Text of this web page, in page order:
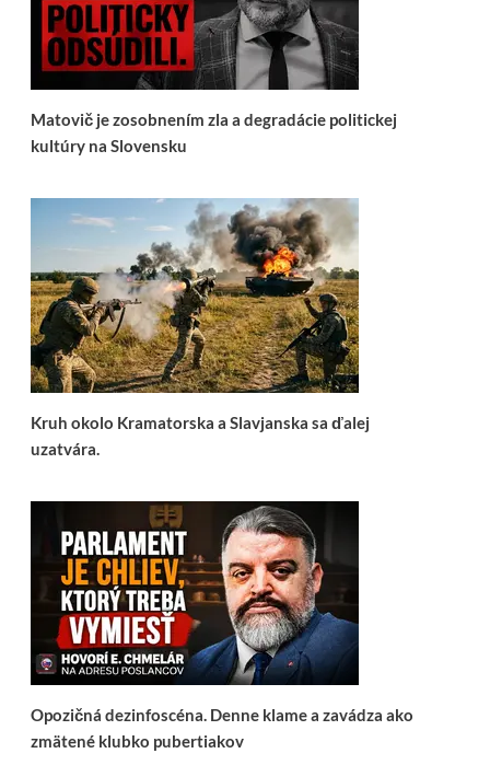
Matovič je zosobnením zla a degradácie politickej
kultúry na Slovensku
Kruh okolo Kramatorska a Slavjanska sa ďalej
uzatvára.
Opozičná dezinfoscéna. Denne klame a zavádza ako
zmätené klubko pubertiakov